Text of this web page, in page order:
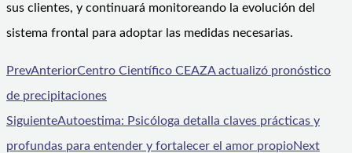
sus clientes, y continuará monitoreando la evolución del
sistema frontal para adoptar las medidas necesarias.
PrevAnteriorCentro Científico CEAZA actualizó pronóstico
de precipitaciones
SiguienteAutoestima: Psicóloga detalla claves prácticas y
profundas para entender y fortalecer el amor propioNext